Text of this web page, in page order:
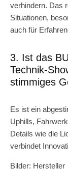
verhindern. Das
Situationen,
auch für
3. Ist das
Technik-
stimmiges
Es ist ein
Uphills,
Details wie die
verbindet
Bilder: Hersteller